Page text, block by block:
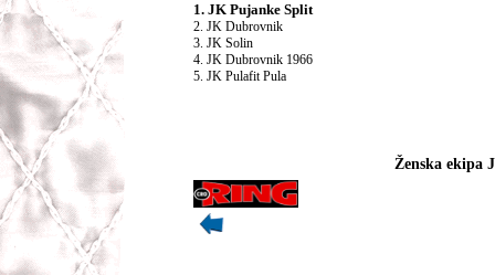
1. JK Pujanke Split
2. JK Dubrovnik
3. JK Solin
4. JK Dubrovnik 1966
5. JK Pulafit Pula
Ženska ekipa